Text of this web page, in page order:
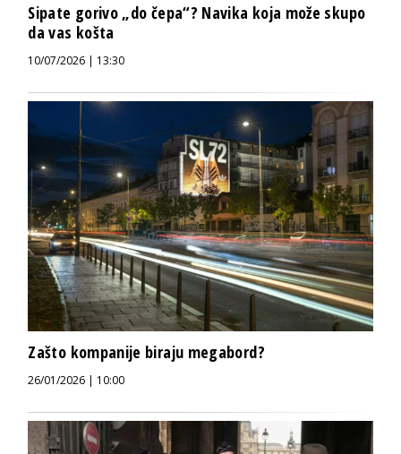
Sipate gorivo „do čepa“? Navika koja može skupo
da vas košta
10/07/2026 | 13:30
Zašto kompanije biraju megabord?
26/01/2026 | 10:00